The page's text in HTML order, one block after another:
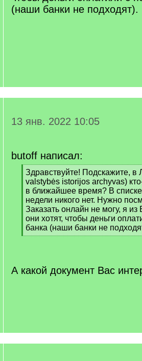
(наши банки не подходят).
13 янв. 2022 10:05
butoff написал:
[
q
]
Здравствуйте! Подскажите,
valstybės istorijos archyvas)
в ближайшее время? В
недели никого нет. Нужно
Заказать онлайн не могу, я
они хотят, чтобы деньги
банка (наши банки не
[
А какой документ Вас